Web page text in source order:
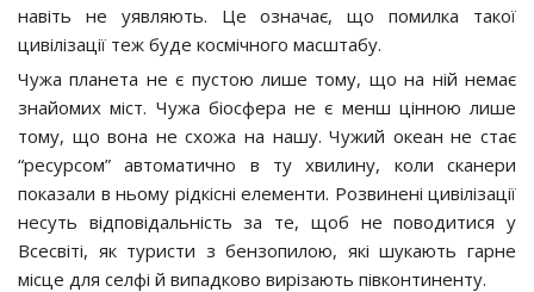
навіть не уявляють. Це означає, що помилка такої
цивілізації теж буде космічного масштабу.
Чужа планета не є пустою лише тому, що на ній немає
знайомих міст. Чужа біосфера не є менш цінною лише
тому, що вона не схожа на нашу. Чужий океан не стає
“ресурсом” автоматично в ту хвилину, коли сканери
показали в ньому рідкісні елементи. Розвинені цивілізації
несуть відповідальність за те, щоб не поводитися у
Всесвіті, як туристи з бензопилою, які шукають гарне
місце для селфі й випадково вирізають півконтиненту.